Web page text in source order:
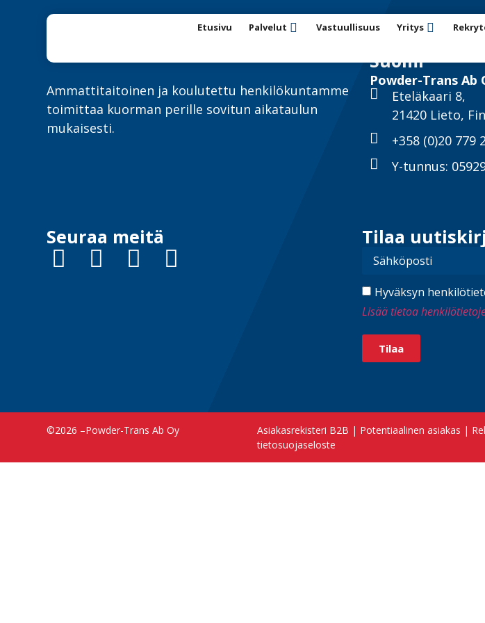
Etusivu Palvelut Vastuullisuus Yritys
Ammattitaitoinen ja koulutettu henkilökuntamme
toimittaa kuorman perille sovitun aikataulun
mukaisesti.
Suomi
Powder-Trans Ab
Eteläkaari 8,
21420 Lieto,
+358 (0)20 779
Y-tunnus:
Seuraa meitä Tilaa
Hyväksyn
Lisää tietoa
Tilaa
©2026 –Powder-Trans Ab Oy Asiakasrekisteri B2B | Potentiaalinen asiakas |
tietosuojaseloste